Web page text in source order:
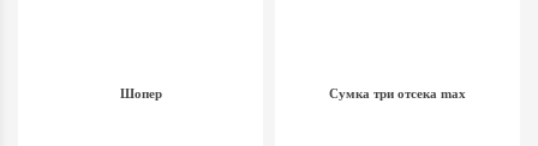
Шопер Сумка три отсека max